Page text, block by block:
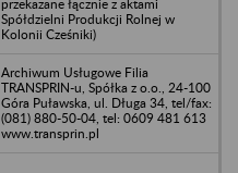
przekazane łącznie z aktami
Spółdzielni Produkcji Rolnej w
Kolonii Cześniki)
Archiwum Usługowe Filia
TRANSPRIN-u, Spółka z o.o., 24-100
Góra Puławska, ul. Długa 34, tel/fax:
(081) 880-50-04, tel: 0609 481 613
www.transprin.pl